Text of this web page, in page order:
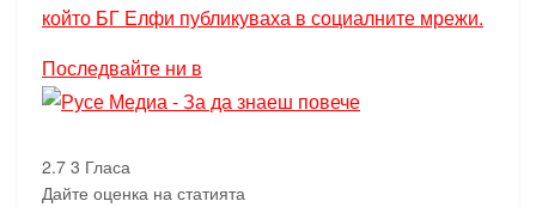
който БГ Елфи публикуваха в социалните мрежи.
Последвайте ни в
2.7 3 Гласа
Дайте оценка на статията